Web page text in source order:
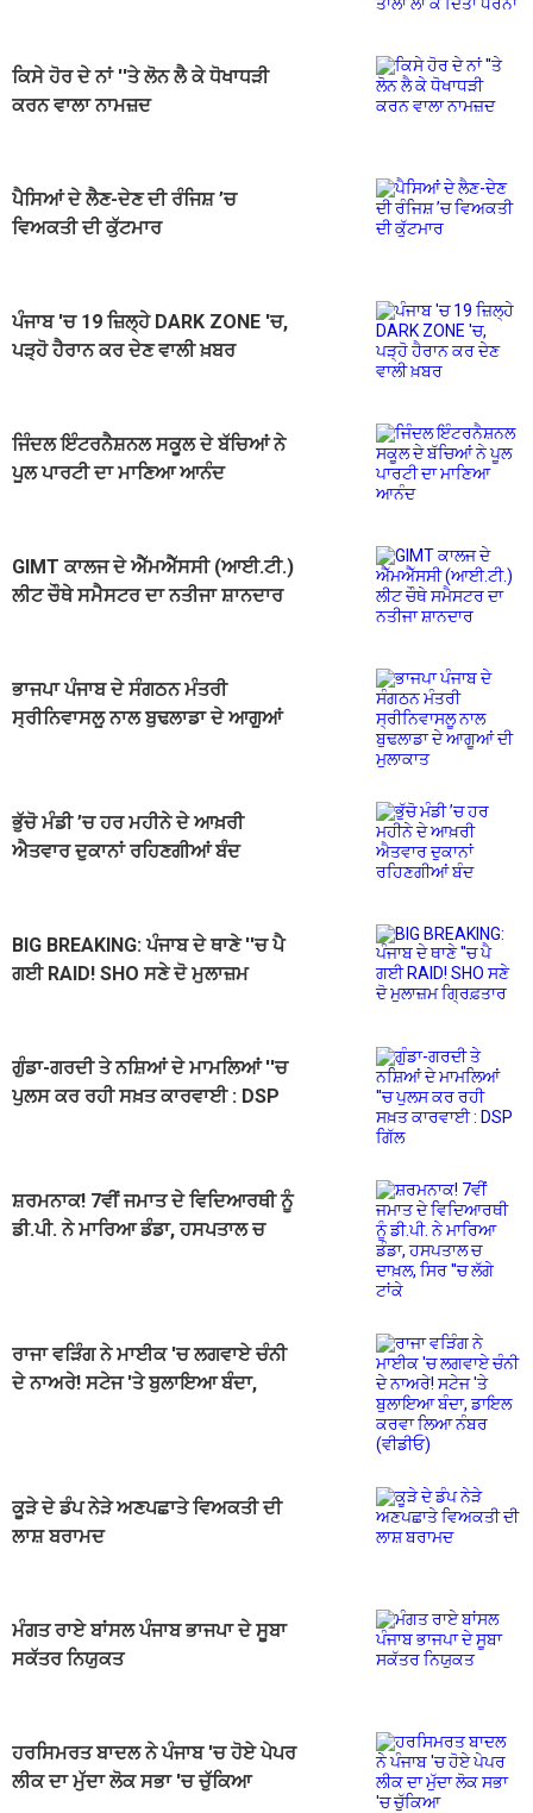
ਕਿਸੇ ਹੋਰ ਦੇ ਨਾਂ ''ਤੇ ਲੋਨ ਲੈ ਕੇ ਧੋਖਾਧੜੀ
ਕਰਨ ਵਾਲਾ ਨਾਮਜ਼ਦ
ਪੈਸਿਆਂ ਦੇ ਲੈਣ-ਦੇਣ ਦੀ ਰੰਜਿਸ਼ ’ਚ
ਵਿਅਕਤੀ ਦੀ ਕੁੱਟਮਾਰ
ਪੰਜਾਬ 'ਚ 19 ਜ਼ਿਲ੍ਹੇ DARK ZONE 'ਚ,
ਪੜ੍ਹੋ ਹੈਰਾਨ ਕਰ ਦੇਣ ਵਾਲੀ ਖ਼ਬਰ
ਜਿੰਦਲ ਇੰਟਰਨੈਸ਼ਨਲ ਸਕੂਲ ਦੇ ਬੱਚਿਆਂ ਨੇ
ਪੂਲ ਪਾਰਟੀ ਦਾ ਮਾਣਿਆ ਆਨੰਦ
GIMT ਕਾਲਜ ਦੇ ਐੱਮਐੱਸਸੀ (ਆਈ.ਟੀ.)
ਲੀਟ ਚੌਥੇ ਸਮੈਸਟਰ ਦਾ ਨਤੀਜਾ ਸ਼ਾਨਦਾਰ
ਭਾਜਪਾ ਪੰਜਾਬ ਦੇ ਸੰਗਠਨ ਮੰਤਰੀ
ਸ੍ਰੀਨਿਵਾਸਲੂ ਨਾਲ ਬੁਢਲਾਡਾ ਦੇ ਆਗੂਆਂ
ਭੁੱਚੋ ਮੰਡੀ ’ਚ ਹਰ ਮਹੀਨੇ ਦੇ ਆਖ਼ਰੀ
ਐਤਵਾਰ ਦੁਕਾਨਾਂ ਰਹਿਣਗੀਆਂ ਬੰਦ
BIG BREAKING: ਪੰਜਾਬ ਦੇ ਥਾਣੇ ''ਚ ਪੈ
ਗਈ RAID! SHO ਸਣੇ ਦੋ ਮੁਲਾਜ਼ਮ
ਗੁੰਡਾ-ਗਰਦੀ ਤੇ ਨਸ਼ਿਆਂ ਦੇ ਮਾਮਲਿਆਂ ''ਚ
ਪੁਲਸ ਕਰ ਰਹੀ ਸਖ਼ਤ ਕਾਰਵਾਈ : DSP
ਸ਼ਰਮਨਾਕ! 7ਵੀਂ ਜਮਾਤ ਦੇ ਵਿਦਿਆਰਥੀ ਨੂੰ
ਡੀ.ਪੀ. ਨੇ ਮਾਰਿਆ ਡੰਡਾ, ਹਸਪਤਾਲ ਚ
ਰਾਜਾ ਵੜਿੰਗ ਨੇ ਮਾਈਕ 'ਚ ਲਗਵਾਏ ਚੰਨੀ
ਦੇ ਨਾਅਰੇ! ਸਟੇਜ 'ਤੇ ਬੁਲਾਇਆ ਬੰਦਾ,
ਕੂੜੇ ਦੇ ਡੰਪ ਨੇੜੇ ਅਣਪਛਾਤੇ ਵਿਅਕਤੀ ਦੀ
ਲਾਸ਼ ਬਰਾਮਦ
ਮੰਗਤ ਰਾਏ ਬਾਂਸਲ ਪੰਜਾਬ ਭਾਜਪਾ ਦੇ ਸੂਬਾ
ਸਕੱਤਰ ਨਿਯੁਕਤ
ਹਰਸਿਮਰਤ ਬਾਦਲ ਨੇ ਪੰਜਾਬ 'ਚ ਹੋਏ ਪੇਪਰ
ਲੀਕ ਦਾ ਮੁੱਦਾ ਲੋਕ ਸਭਾ 'ਚ ਚੁੱਕਿਆ